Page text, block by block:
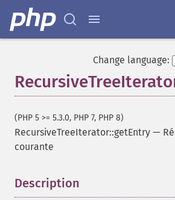
Change language:
(PHP 5 >= 5.3.0, PHP 7, PHP 8)
RecursiveTreeIterator::getEntry —
courante
Description